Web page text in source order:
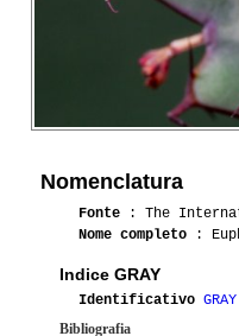
Nomenclatura
Fonte : The
Nome completo :
Indice GRAY
Identificativo
Bibliografia